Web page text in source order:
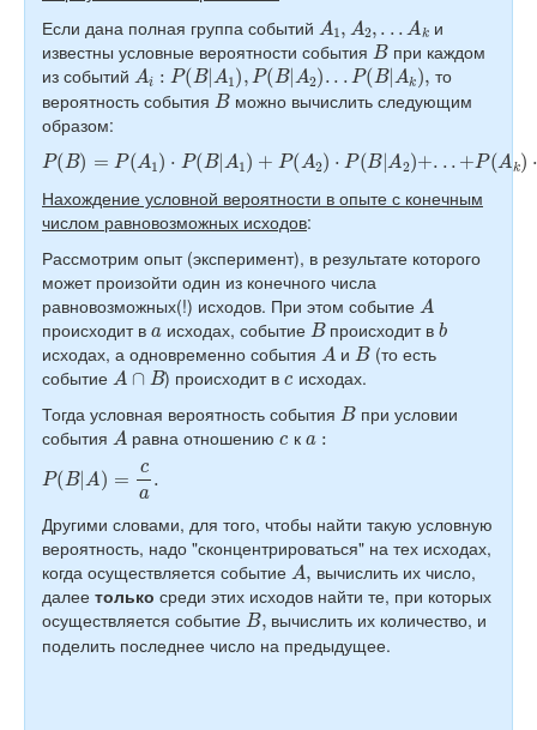
Если дана полная группа событий
A A k
и
известны условные вероятности события Bпри каждом
из событий Ai: P(B|A1),P(B|A 2)...P(B|Ak),
то
вероятность события Bможно вычислить следующим
образом:
P(B) A 1 ⋅ P B|A1) P ( )⋅P (B| 2) +... + P (B | A )
Нахождение условной вероятности в опыте с конечным
числом равновозможных исходов:
Рассмотрим опыт (эксперимент), в результате которого
может произойти один из конечного числа
равновозможных(!) исходов. При этом событие A
происходит в aисходах, событиеBпроисходит вb
исходах, а одновременно события A иB (то есть
событие A∩B ) происходит вc исходах.
Тогда условная вероятность события Bпри условии
события A равна отношениюc кa:
P(B|A )=
Другими словами, для того, чтобы найти такую условную
вероятность, надо "сконцентрироваться" на тех исходах,
когда осуществляется событие A, вычислить их число,
далее только среди этих исходов найти те, при которых
осуществляется событие B, вычислить их количество, и
поделить последнее число на предыдущее.